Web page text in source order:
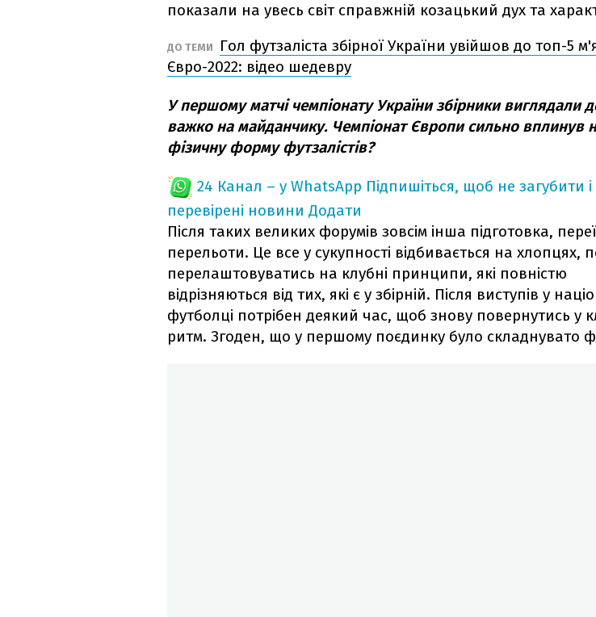
показали на увесь світ справжній козацький дух та
ДО ТЕМИ
Гол футзаліста збірної України увійшов до топ-5
Євро-2022: відео шедевру
У першому матчі чемпіонату України збірники виглядали
важко на майданчику. Чемпіонат Європи сильно вплинув
фізичну форму футзалістів?
24 Канал – у WhatsApp Підпишіться, щоб не загубити
перевірені новини Додати
Після таких великих форумів зовсім інша підготовка,
перельоти. Це все у сукупності відбивається на хлопцях,
перелаштовуватись на клубні принципи, які повністю
відрізняються від тих, які є у збірній. Після виступів у
футболці потрібен деякий час, щоб знову повернутись у
ритм. Згоден, що у першому поєдинку було складнувато